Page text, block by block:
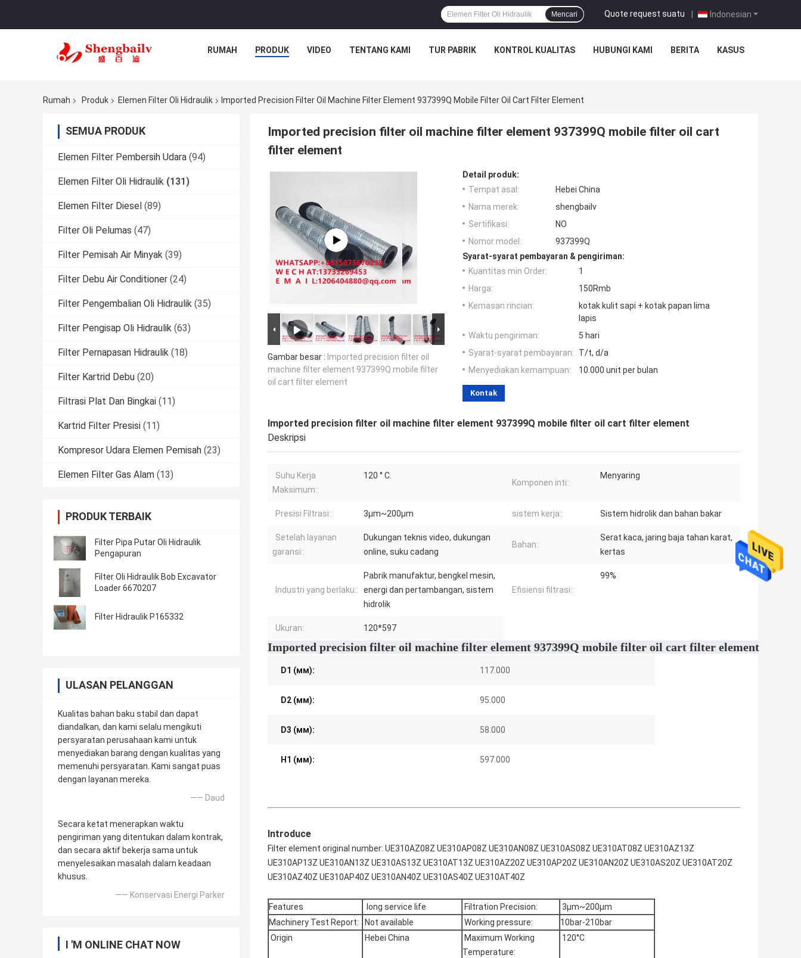
Indonesian
Quote request suatu |
Mencari
RUMAH PRODUK VIDEO TENTANG KAMI TUR PABRIK KONTROL KUALITAS HUBUNGI KAMI BERITA KASUS
Rumah Produk Elemen Filter Oli Hidraulik Imported Precision Filter Oil Machine Filter Element 937399Q Mobile Filter Oil Cart Filter Element
SEMUA PRODUK
Elemen Filter Pembersih Udara (94)
Elemen Filter Oli Hidraulik (131)
Elemen Filter Diesel (89)
Filter Oli Pelumas (47)
Filter Pemisah Air Minyak (39)
Filter Debu Air Conditioner (24)
Filter Pengembalian Oli Hidraulik (35)
Filter Pengisap Oli Hidraulik (63)
Filter Pernapasan Hidraulik (18)
Filter Kartrid Debu (20)
Filtrasi Plat Dan Bingkai (11)
Kartrid Filter Presisi (11)
Kompresor Udara Elemen Pemisah (23)
Elemen Filter Gas Alam (13)
PRODUK TERBAIK
Filter Pipa Putar Oli Hidraulik
Pengapuran
Filter Oli Hidraulik Bob Excavator
Loader 6670207
Filter Hidraulik P165332
ULASAN PELANGGAN
Kualitas bahan baku stabil dan dapat
diandalkan, dan kami selalu mengikuti
persyaratan perusahaan kami untuk
menyediakan barang dengan kualitas yang
memenuhi persyaratan. Kami sangat puas
dengan layanan mereka.
—— Daud
Secara ketat menerapkan waktu
pengiriman yang ditentukan dalam kontrak,
dan secara aktif bekerja sama untuk
menyelesaikan masalah dalam keadaan
khusus.
—— Konservasi Energi Parker
I 'M ONLINE CHAT NOW
Imported precision filter oil machine filter element 937399Q mobile filter oil cart
filter element
Gambar besar : Imported precision filter oil
machine filter element 937399Q mobile filter
oil cart filter element
Detail produk:
Tempat asal:
Hebei China
Nama merek:
shengbailv
Sertifikasi:
NO
Nomor model:
937399Q
Syarat-syarat pembayaran & pengiriman:
Kuantitas min Order:
1
Harga:
150Rmb
Kemasan rincian:
kotak kulit sapi + kotak papan lima
lapis
Waktu pengiriman:
5 hari
Syarat-syarat pembayaran:
T/t, d/a
Menyediakan kemampuan:
10.000 unit per bulan
Kontak
Imported precision filter oil machine filter element 937399Q mobile filter oil cart filter element
Deskripsi
Suhu Kerja
Maksimum::
120 ° C.
Komponen inti::
Menyaring
Presisi Filtrasi:: 3μm~200μm sistem kerja:: Sistem hidrolik dan bahan bakar
Setelah layanan
garansi::
Dukungan teknis video, dukungan
online, suku cadang
Bahan::
Serat kaca, jaring baja tahan karat,
kertas
Industri yang berlaku::
Pabrik manufaktur, bengkel mesin,
energi dan pertambangan, sistem
hidrolik
Efisiensi filtrasi::
99%
Ukuran: 120*597
Imported precision filter oil machine filter element 937399Q mobile filter oil cart filter element
D1 (мм): 117.000
D2 (мм): 95.000
D3 (мм): 58.000
H1 (мм): 597.000
Introduce
Filter element original number: UE310AZ08Z UE310AP08Z UE310AN08Z UE310AS08Z UE310AT08Z UE310AZ13Z
UE310AP13Z UE310AN13Z UE310AS13Z UE310AT13Z UE310AZ20Z UE310AP20Z UE310AN20Z UE310AS20Z UE310AT20Z
UE310AZ40Z UE310AP40Z UE310AN40Z UE310AS40Z UE310AT40Z
Features long service life Filtration Precision:
3μm~200μm
Machinery Test Report:
Not available Working pressure:
10bar-210bar
Origin
Hebei China
Maximum Working
Temperature:
120°C